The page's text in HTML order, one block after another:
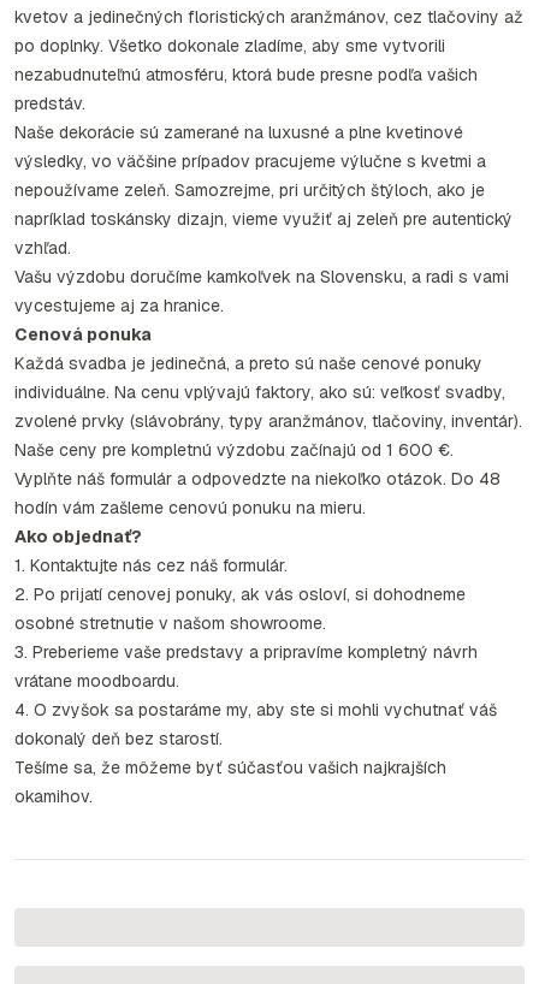
kvetov a jedinečných floristických aranžmánov, cez tlačoviny až
po doplnky. Všetko dokonale zladíme, aby sme vytvorili
nezabudnuteľnú atmosféru, ktorá bude presne podľa vašich
predstáv.
Naše dekorácie sú zamerané na luxusné a plne kvetinové
výsledky, vo väčšine prípadov pracujeme výlučne s kvetmi a
nepoužívame zeleň. Samozrejme, pri určitých štýloch, ako je
napríklad toskánsky dizajn, vieme využiť aj zeleň pre autentický
vzhľad.
Vašu výzdobu doručíme kamkoľvek na Slovensku, a radi s vami
vycestujeme aj za hranice.
Cenová ponuka
Každá svadba je jedinečná, a preto sú naše cenové ponuky
individuálne. Na cenu vplývajú faktory, ako sú: veľkosť svadby,
zvolené prvky (slávobrány, typy aranžmánov, tlačoviny, inventár).
Naše ceny pre kompletnú výzdobu začínajú od 1 600 €.
Vyplňte náš formulár a odpovedzte na niekoľko otázok. Do 48
hodín vám zašleme cenovú ponuku na mieru.
Ako objednať?
1. Kontaktujte nás cez náš formulár.
2. Po prijatí cenovej ponuky, ak vás osloví, si dohodneme
osobné stretnutie v našom showroome.
3. Preberieme vaše predstavy a pripravíme kompletný návrh
vrátane moodboardu.
4. O zvyšok sa postaráme my, aby ste si mohli vychutnať váš
dokonalý deň bez starostí.
Tešíme sa, že môžeme byť súčasťou vašich najkrajších
okamihov.